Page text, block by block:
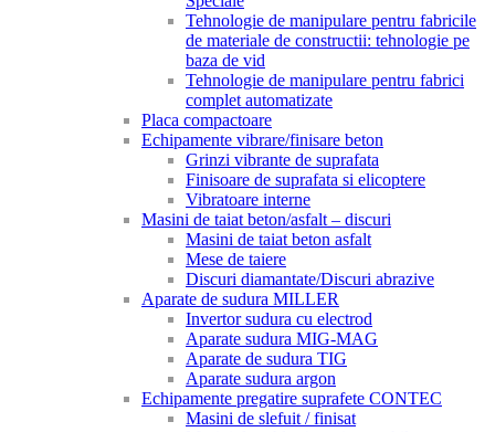
Tehnologie de manipulare pentru fabricile
de materiale de constructii: tehnologie pe
baza de vid
Tehnologie de manipulare pentru fabrici
complet automatizate
Placa compactoare
Echipamente vibrare/finisare beton
Grinzi vibrante de suprafata
Finisoare de suprafata si elicoptere
Vibratoare interne
Masini de taiat beton/asfalt – discuri
Masini de taiat beton asfalt
Mese de taiere
Discuri diamantate/Discuri abrazive
Aparate de sudura MILLER
Invertor sudura cu electrod
Aparate sudura MIG-MAG
Aparate de sudura TIG
Aparate sudura argon
Echipamente pregatire suprafete CONTEC
Masini de slefuit / finisat